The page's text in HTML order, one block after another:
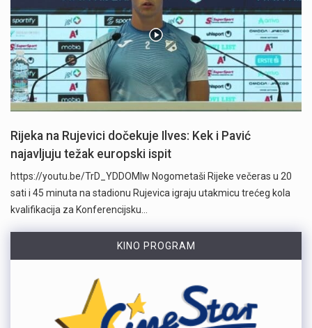
Rijeka na Rujevici dočekuje Ilves: Kek i Pavić
najavljuju težak europski ispit
https://youtu.be/TrD_YDDOMIw Nogometaši Rijeke večeras u 20
sati i 45 minuta na stadionu Rujevica igraju utakmicu trećeg kola
kvalifikacija za Konferencijsku…
KINO PROGRAM